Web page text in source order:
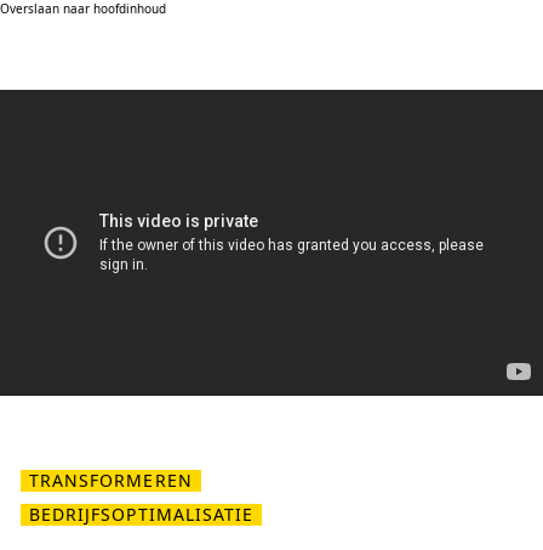
Overslaan naar hoofdinhoud
TRANSFORMEREN
BEDRIJFSOPTIMALISATIE